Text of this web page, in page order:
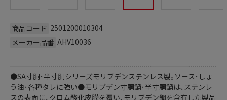
商品コード 2501200010304
メーカー品番 AHV10036
●SA寸胴･半寸胴シリーズモリブデンステンレス製｡ソース･しょ
う油･各種タレに強い●モリブデン寸胴鍋･半寸胴鍋は､ステンレ
スの表面に､クロム酸化皮膜を覆い､モリブデン鋼を含有した製品